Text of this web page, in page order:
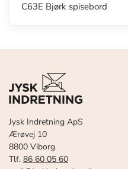
C63E Bjørk spisebord
Jysk Indretning ApS
Ærøvej 10
8800 Viborg
Tlf. 86 60 05 60